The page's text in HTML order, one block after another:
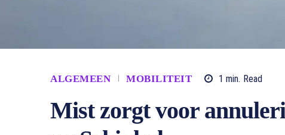
ALGEMEEN MOBILITEIT 1 min. Read
Mist zorgt voor